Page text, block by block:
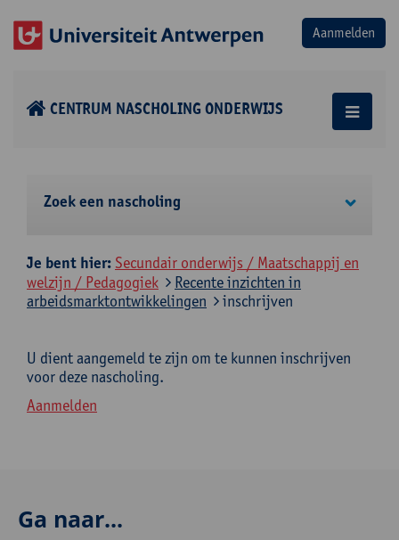
CENTRUM NASCHOLING ONDERWIJS
Zoek een nascholing
Je bent hier: Secundair onderwijs / Maatschappij en
welzijn / Pedagogiek
Recente inzichten in
arbeidsmarktontwikkelingen
inschrijven
U dient aangemeld te zijn om te kunnen inschrijven
voor deze nascholing.
Aanmelden
Ga naar...